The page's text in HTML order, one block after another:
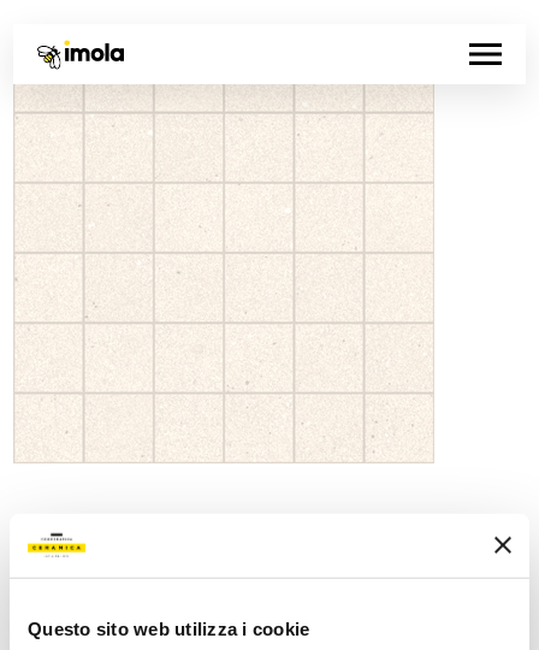
Questo sito web utilizza i cookie
194495 | MK.REPLAY 30WX
Colección